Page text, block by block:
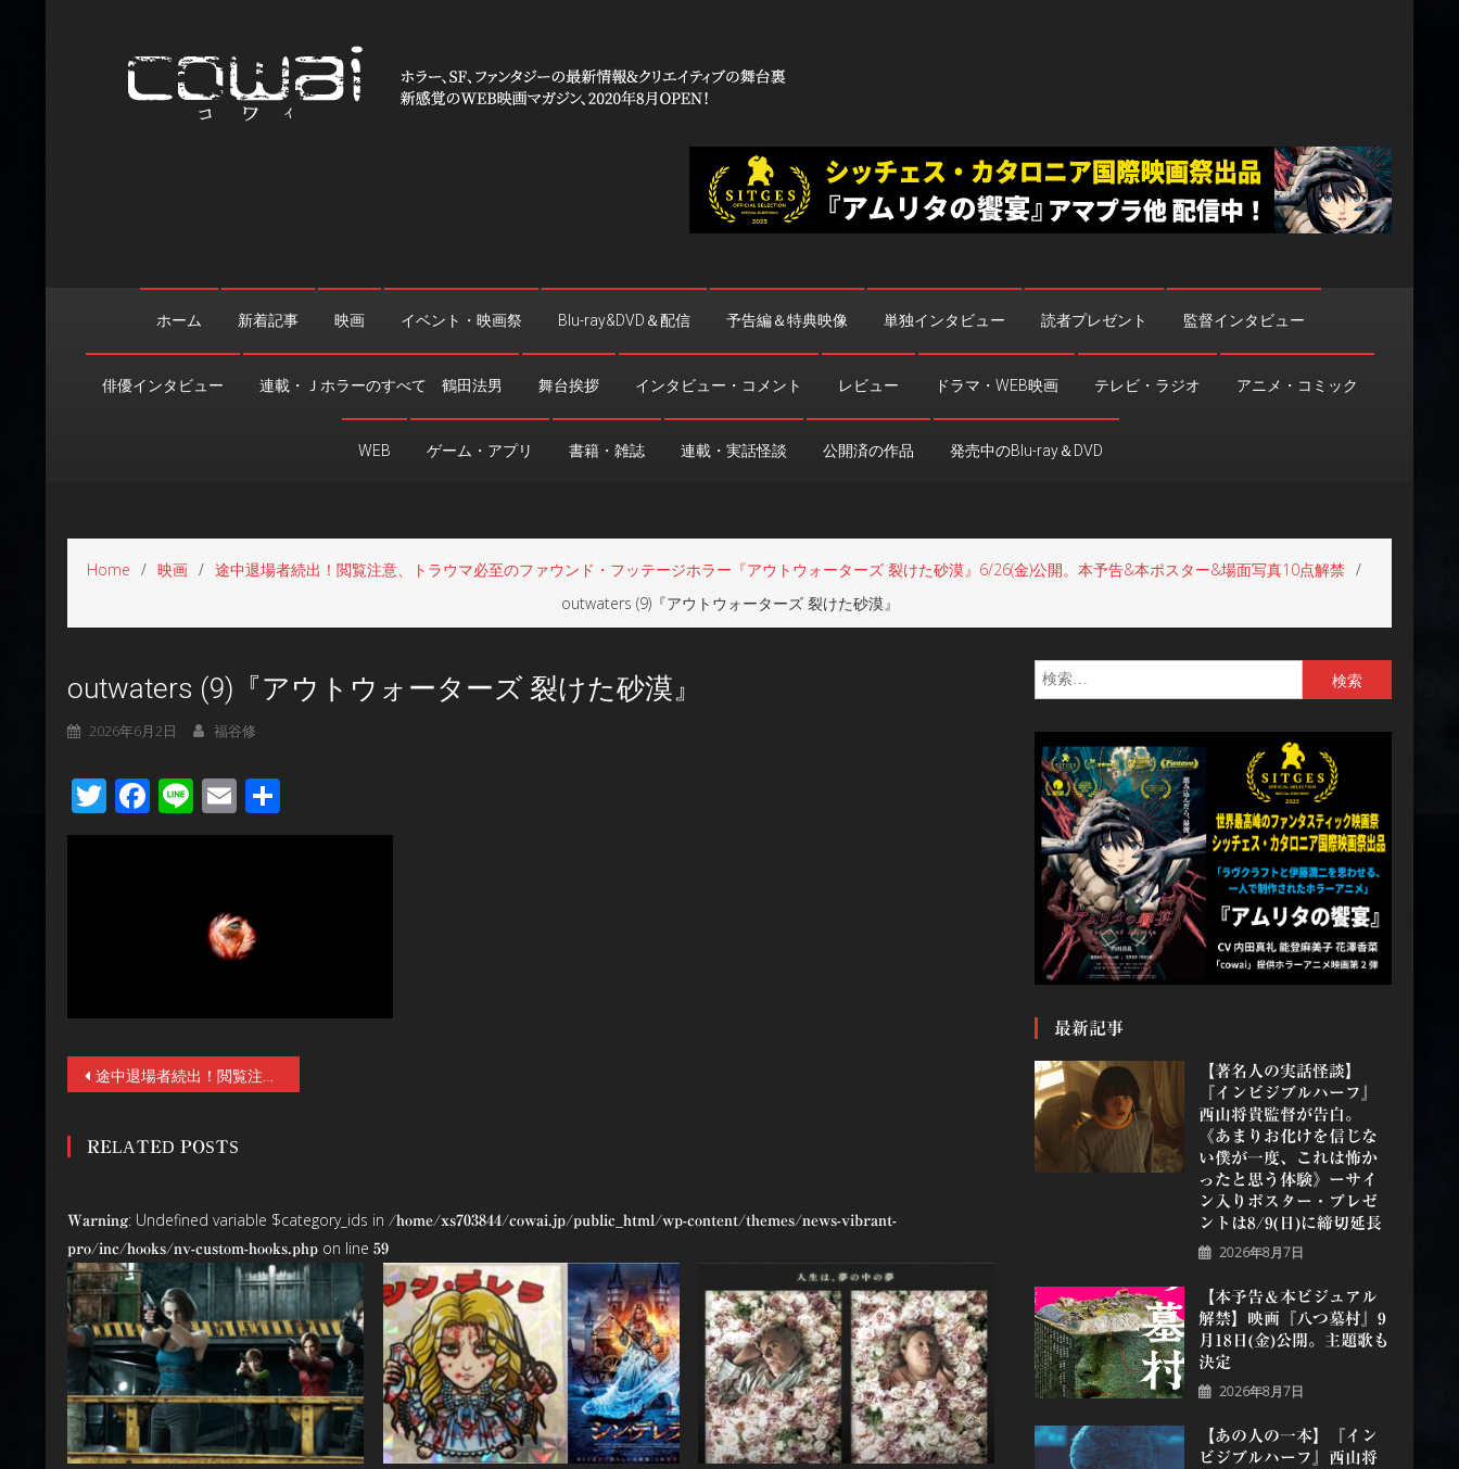
ホーム 新着記事 映画 イベント・映画祭 Blu-ray&DVD＆配信 予告編＆特典映像 単独インタビュー 読者プレゼント 監督インタビュー
俳優インタビュー 連載・Ｊホラーのすべて 鶴田法男 舞台挨拶 インタビュー・コメント レビュー ドラマ・WEB映画 テレビ・ラジオ アニメ・コミック
WEB ゲーム・アプリ 書籍・雑誌 連載・実話怪談 公開済の作品 発売中のBlu-ray＆DVD
Home 映画
途中退場者続出！閲覧注意、トラウマ必至のファウンド・フッテージホラー『アウトウォーターズ 裂けた砂漠』6/26(金)公開。本予告&本ポスター&場面写真10点解禁
outwaters (9)『アウトウォーターズ 裂けた砂漠』
outwaters (9)『アウトウォーターズ 裂けた砂漠』
2026年6月2日 福谷修
Twitter
Facebook
LineEmail
有
投
ナ
ゲ
ー
シ
ョ
ン
途中退場者続出！閲覧注意、トラウマ必至のファウンド・フッテージホラー『アウトウォーターズ 裂けた砂漠』6/26(金)公開。本予告&本ポスター&場面写真10点解禁
RELATED POSTS
Warning: Undefined variable $category_ids in /home/xs703844/cowai.jp/public_html/wp-content/themes/news-vibrant-
pro/inc/hooks/nv-custom-hooks.php on line 59
索:
最新記事
【著名人の実話怪談】
『インビジブルハーフ』
⻄⼭将貴監督が告白。
《あまりお化けを信じな
い僕が一度、これは怖か
ったと思う体験》ーサイ
ン入りポスター・プレゼ
ントは8/9(日)に締切延長
2026年8月7日
【本予告＆本ビジュアル
解禁】映画『八つ墓村』9
月18日(金)公開。主題歌も
決定
2026年8月7日
【あの人の一本】『イン
ビジブルハーフ』⻄⼭将